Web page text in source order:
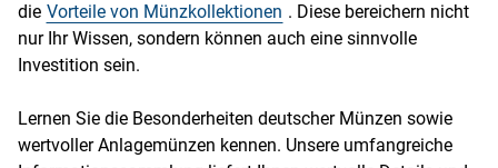
die Vorteile von Münzkollektionen . Diese bereichern nicht
nur Ihr Wissen, sondern können auch eine sinnvolle
Investition sein.
Lernen Sie die Besonderheiten deutscher Münzen sowie
wertvoller Anlagemünzen kennen. Unsere umfangreiche